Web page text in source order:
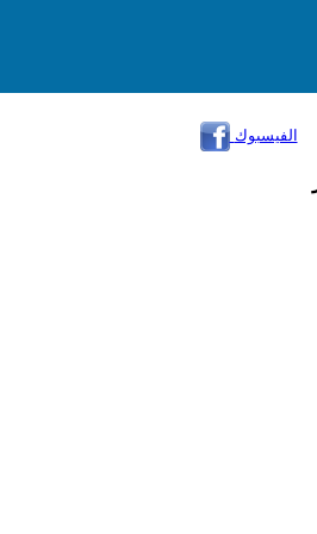
الفيسبوك